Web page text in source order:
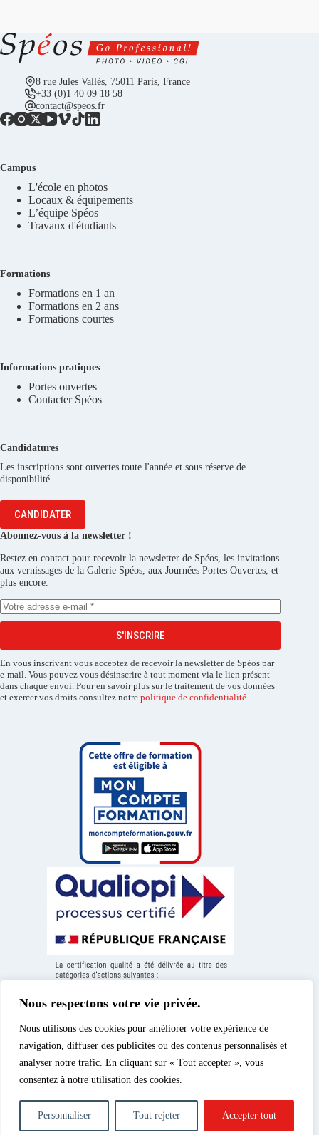
Nous respectons votre vie privée.
Nous utilisons des cookies pour améliorer votre expérience de
navigation, diffuser des publicités ou des contenus personnalisés et
analyser notre trafic. En cliquant sur « Tout accepter », vous
consentez à notre utilisation des cookies.
Personnaliser Tout rejeter Accepter tout
8 rue Jules Vallès, 75011 Paris, France
+33 (0)1 40 09 18 58
contact@speos.fr
Campus
L'école en photos
Locaux & équipements
L’équipe Spéos
Travaux d'étudiants
Formations
Formations en 1 an
Formations en 2 ans
Formations courtes
Informations pratiques
Portes ouvertes
Contacter Spéos
Candidatures
Les inscriptions sont ouvertes toute l'année et sous réserve de
disponibilité.
CANDIDATER
Abonnez-vous à la newsletter !
Restez en contact pour recevoir la newsletter de Spéos, les invitations
aux vernissages de la Galerie Spéos, aux Journées Portes Ouvertes, et
plus encore.
S'INSCRIRE
En vous inscrivant vous acceptez de recevoir la newsletter de Spéos par
e-mail. Vous pouvez vous désinscrire à tout moment via le lien présent
dans chaque envoi. Pour en savoir plus sur le traitement de vos données
et exercer vos droits consultez notre politique de confidentialité.
Politique de confidentialité
Politique des cookies
d’enseignement supérieur
privé | Tous droits réservés.